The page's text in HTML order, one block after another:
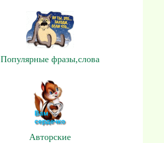
Популярные фразы,слова
Авторские